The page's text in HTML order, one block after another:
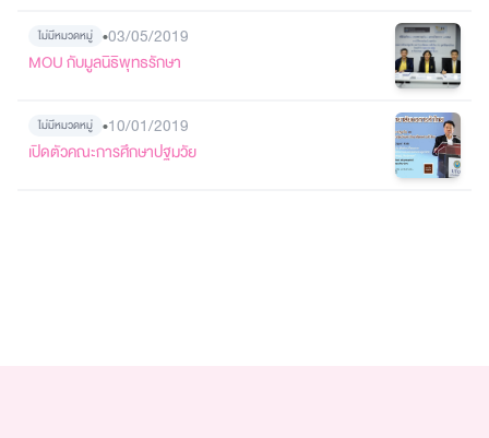
ไม่มีหมวดหมู่ •03/05/2019
MOU กับมูลนิธิพุทธรักษา
ไม่มีหมวดหมู่ •10/01/2019
เปิดตัวคณะการศึกษาปฐมวัย